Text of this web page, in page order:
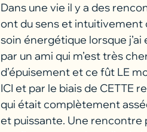
Dans une vie il y a des
ont du sens et intuitivement
soin énergétique lorsque
par un ami qui m’est très
d’épuisement et ce fût LE
ICI et par le biais de CETTE
qui était complètement
et puissante. Une rencontre